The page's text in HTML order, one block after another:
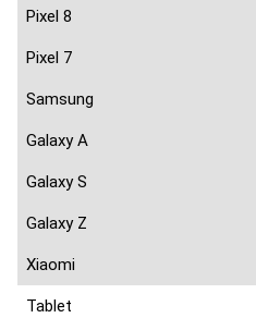
Pixel 8
Pixel 7
Samsung
Galaxy A
Galaxy S
Galaxy Z
Xiaomi
Tablet